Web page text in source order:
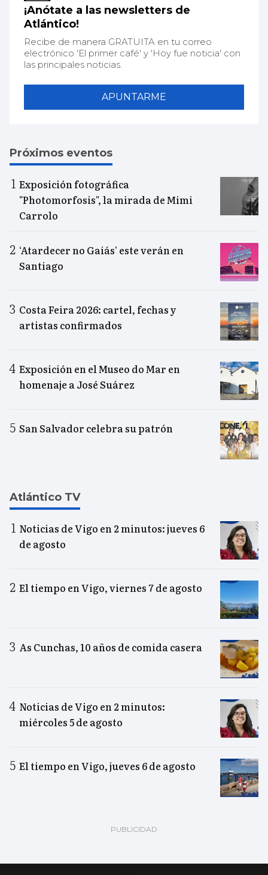
¡Anótate a las newsletters de
Atlántico!
Recibe de manera GRATUITA en tu correo
electrónico 'El primer café' y 'Hoy fue noticia' con
las principales noticias.
APUNTARME
Próximos eventos
Exposición fotográfica
"Photomorfosis", la mirada de Mimi
Carrolo
‘Atardecer no Gaiás’ este verán en
Santiago
Costa Feira 2026: cartel, fechas y
artistas confirmados
Exposición en el Museo do Mar en
homenaje a José Suárez
San Salvador celebra su patrón
Atlántico TV
Noticias de Vigo en 2 minutos: jueves 6
de agosto
El tiempo en Vigo, viernes 7 de agosto
As Cunchas, 10 años de comida casera
Noticias de Vigo en 2 minutos:
miércoles 5 de agosto
El tiempo en Vigo, jueves 6 de agosto